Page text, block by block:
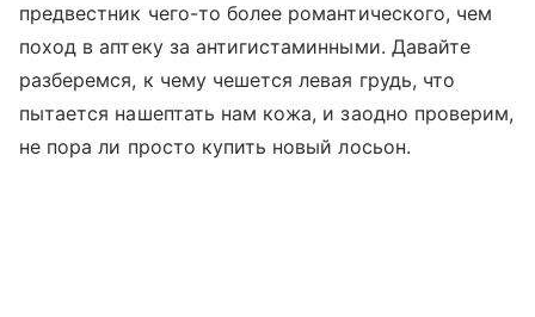
предвестник чего-то более романтического, чем
поход в аптеку за антигистаминными. Давайте
разберемся, к чему чешется левая грудь, что
пытается нашептать нам кожа, и заодно проверим,
не пора ли просто купить новый лосьон.